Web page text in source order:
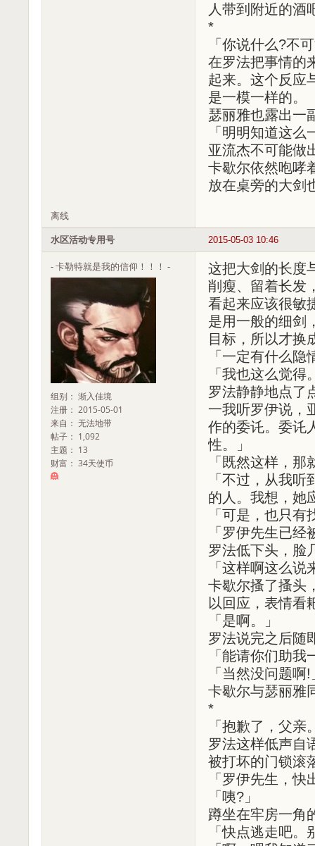
人带到附近的酒
*
「你说什么?不
在罗法把事情的
起来。这个反应
是一模一样的。
瑟丽雅也露出一
「明明知道这
亚流杰不可能做
卡歇尔依然咆哮
放在桌旁的大剑
离线
2015-05-03 10:46
水区活动专用号
- 卡勒特就是我的信仰！！！ -
组别： 渐入佳境
注册： 2015-05-01
来自： 无法地带
帖子： 1,092
主题： 13
财富： 34天使币
这把大剑的长度
削瘦、留着长发
看起来应该很敏
是用一般的细剑
目标，所以才换
「一定有什么
「我也这么觉得
罗法静静地点了
一我听罗伊说，
作的委讬。委讬
性。」
「既然这样，
「不过，从我
的人。我想，她
「可是，也只
「罗伊先生已
罗法低下头，脸
「这样啊这么说
卡歇尔搔了搔头
以回应，表情看
「是啊。」
罗法说完之后随
「能请你们助我
「当然没问题啊!
卡歇尔与瑟丽雅
*
「抱歉了，父
罗法这样低声自
被打坏的门锁滚
「罗伊先生，快
「咦?」
蹲坐在牢房一角
「快点逃走吧